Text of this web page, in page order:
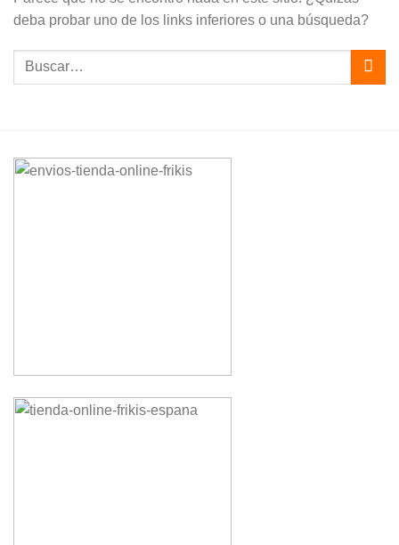
deba probar uno de los links inferiores o una búsqueda?